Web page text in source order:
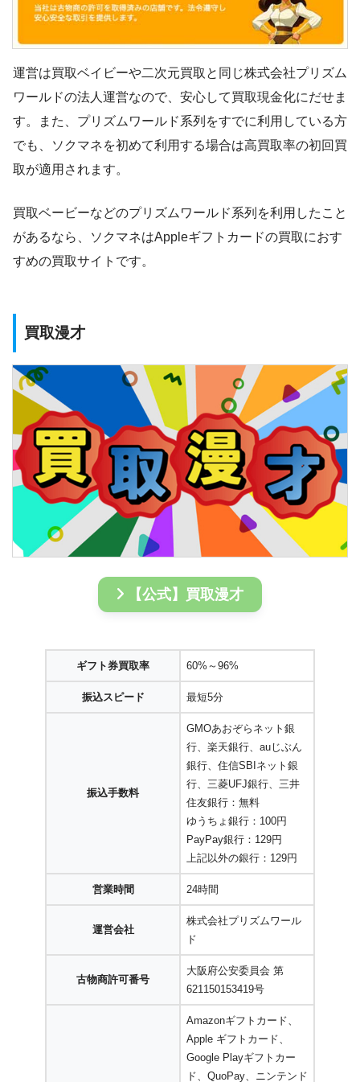
運営は買取ベイビーや二次元買取と同じ株式会社プリズム
ワールドの法人運営なので、安心して買取現金化にだせま
す。また、プリズムワールド系列をすでに利用している方
でも、ソクマネを初めて利用する場合は高買取率の初回買
取が適用されます。
買取ベービーなどのプリズムワールド系列を利用したこと
があるなら、ソクマネはAppleギフトカードの買取におす
すめの買取サイトです。
買取漫才
【公式】買取漫才
ギフト券買取率 60%～96%
振込スピード 最短5分
振込手数料
GMOあおぞらネット銀
行、楽天銀行、auじぶん
銀行、住信SBIネット銀
行、三菱UFJ銀行、三井
住友銀行：無料
ゆうちょ銀行：100円
PayPay銀行：129円
上記以外の銀行：129円
営業時間 24時間
運営会社
株式会社プリズムワール
ド
古物商許可番号
大阪府公安委員会 第
621150153419号
Amazonギフトカード、
Apple ギフトカード、
Google Playギフトカー
ド、QuoPay、ニンテンド